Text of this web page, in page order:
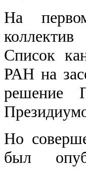
На
Список
РАН на
решение
Но
был